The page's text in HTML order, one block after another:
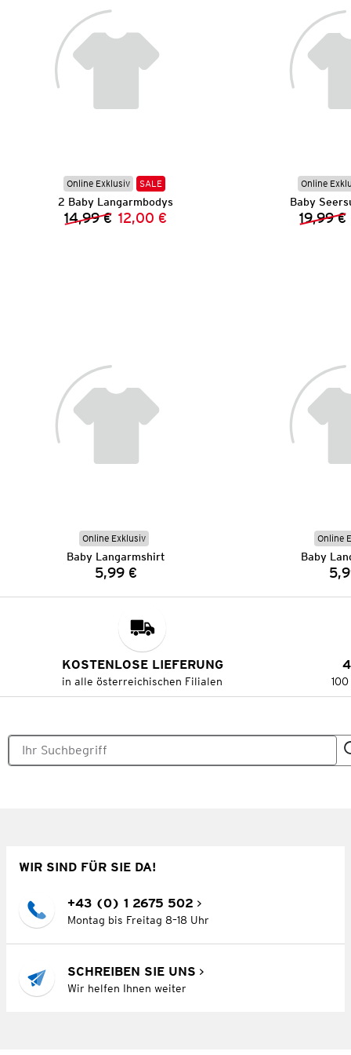
Online Exklusiv SALE
2 Baby Langarmbodys
Vorheriger Preis:
14,99 € Neuer Preis:
12,00 €
Online
Baby
19,99 €
Online Exklusiv
Baby Langarmshirt
Preis:
5,99 €
Online
Baby
KOSTENLOSE LIEFERUNG
in alle österreichischen Filialen
WIR SIND FÜR SIE DA!
+43 (0) 1 2675 502
Montag bis Freitag 8–18 Uhr
SCHREIBEN SIE UNS
Wir helfen Ihnen weiter